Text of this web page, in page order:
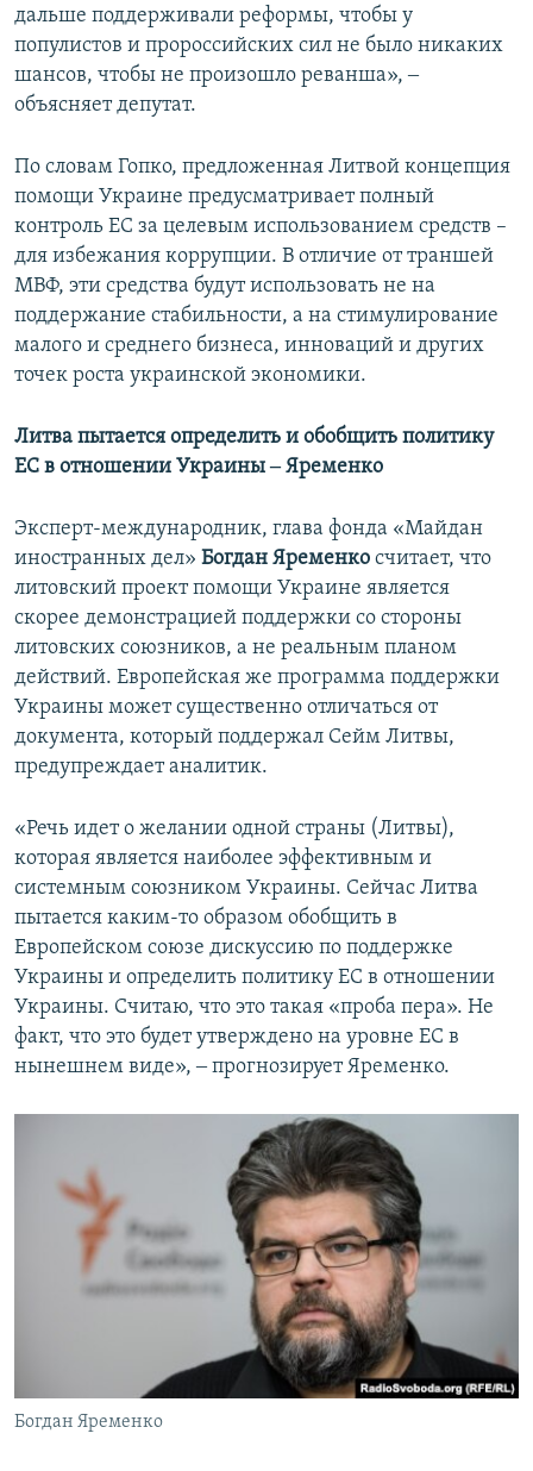
дальше поддерживали реформы, чтобы у
популистов и пророссийских сил не было никаких
шансов, чтобы не произошло реванша», ‒
объясняет депутат.
По словам Гопко, предложенная Литвой концепция
помощи Украине предусматривает полный
контроль ЕС за целевым использованием средств –
для избежания коррупции. В отличие от траншей
МВФ, эти средства будут использовать не на
поддержание стабильности, а на стимулирование
малого и среднего бизнеса, инноваций и других
точек роста украинской экономики.
Литва пытается определить и обобщить политику
ЕС в отношении Украины ‒ Яременко
Эксперт-международник, глава фонда «Майдан
иностранных дел» Богдан Яременко считает, что
литовский проект помощи Украине является
скорее демонстрацией поддержки со стороны
литовских союзников, а не реальным планом
действий. Европейская же программа поддержки
Украины может существенно отличаться от
документа, который поддержал Сейм Литвы,
предупреждает аналитик.
«Речь идет о желании одной страны (Литвы),
которая является наиболее эффективным и
системным союзником Украины. Сейчас Литва
пытается каким-то образом обобщить в
Европейском союзе дискуссию по поддержке
Украины и определить политику ЕС в отношении
Украины. Считаю, что это такая «проба пера». Не
факт, что это будет утверждено на уровне ЕС в
нынешнем виде», ‒ прогнозирует Яременко.
Богдан Яременко